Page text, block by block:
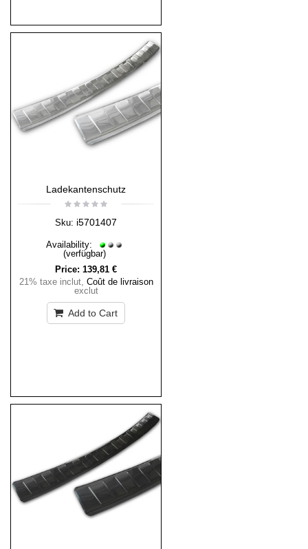
Ladekantenschutz
Sku: i5701407
Availability:
(verfügbar)
Price: 139,81 €
21% taxe inclut, Coût de livraison
exclut
Add to Cart